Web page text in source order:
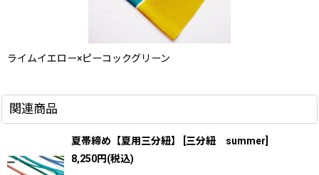
ライムイエロー×ピーコックグリーン
関連商品
夏帯締め【夏用三分紐】 三分紐 summer
8,250円(税込)